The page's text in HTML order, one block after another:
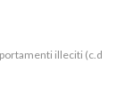
illeciti (c.d